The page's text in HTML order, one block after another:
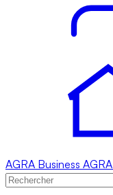
AGRA Business AGRA